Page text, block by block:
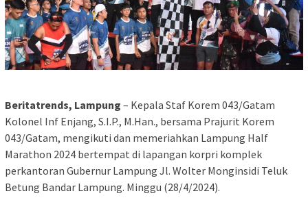
Beritatrends, Lampung – Kepala Staf Korem 043/Gatam
Kolonel Inf Enjang, S.I.P., M.Han., bersama Prajurit Korem
043/Gatam, mengikuti dan memeriahkan Lampung Half
Marathon 2024 bertempat di lapangan korpri komplek
perkantoran Gubernur Lampung Jl. Wolter Monginsidi Teluk
Betung Bandar Lampung. Minggu (28/4/2024).